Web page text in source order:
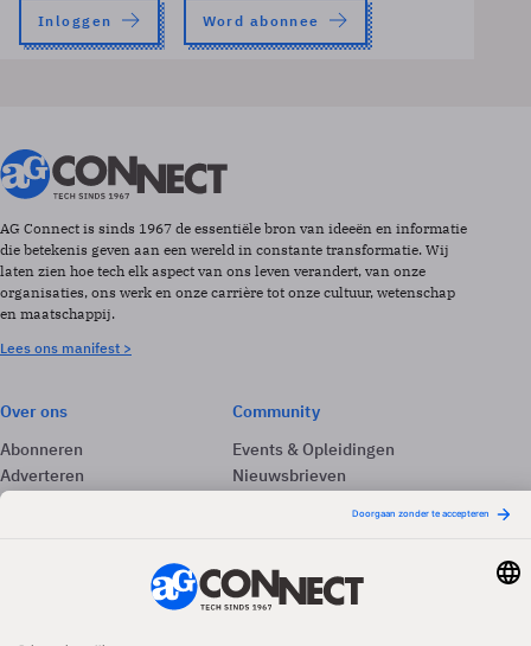
Inloggen Word abonnee
AG Connect is sinds 1967 de essentiële bron van ideeën en informatie
die betekenis geven aan een wereld in constante transformatie. Wij
laten zien hoe tech elk aspect van ons leven verandert, van onze
organisaties, ons werk en onze carrière tot onze cultuur, wetenschap
en maatschappij.
Lees ons manifest >
Over ons
Abonneren
Adverteren
Contact
Community
Events & Opleidingen
Nieuwsbrieven